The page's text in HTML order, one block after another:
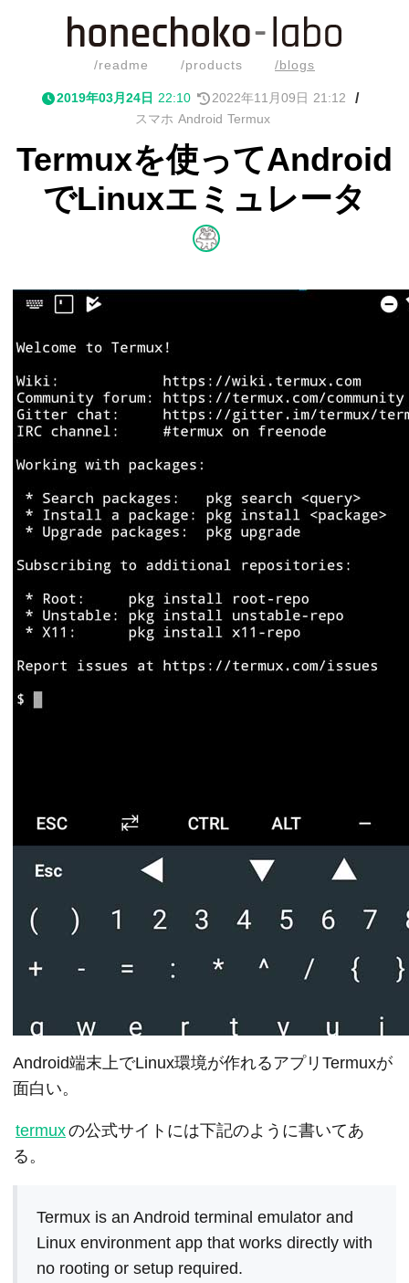
/readme /products /blogs
2019年03月 24日 22:10 2022年11 月09日 21 :12 /
スマホ Android Termux
Termuxを使ってAndroid
でLinuxエミュレータ
Android端末上でLinux環境が作れるアプリTermuxが
面白い。
termuxの公式サイトには下記のように書いてあ
る。
Termux is an Android terminal emulator and
Linux environment app that works directly with
no rooting or setup required.